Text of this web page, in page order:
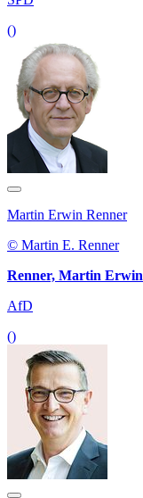
()
Martin Erwin Renner
© Martin E. Renner
Renner, Martin Erwin
AfD
()